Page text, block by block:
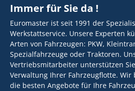
Immer für Sie da !
Euromaster ist seit 1991 der
Werkstattservice. Unsere Experten
Arten von Fahrzeugen: PKW,
Spezialfahrzeuge oder Traktoren.
Vertriebsmitarbeiter unterstützen
Verwaltung Ihrer Fahrzeugflotte.
die besten Angebote für Ihre